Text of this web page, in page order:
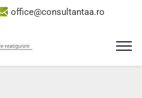
office@consultantaa.ro